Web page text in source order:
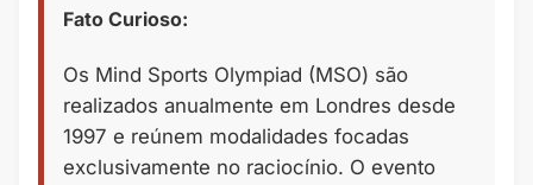
Fato Curioso:
Os Mind Sports Olympiad (MSO) são
realizados anualmente em Londres desde
1997 e reúnem modalidades focadas
exclusivamente no raciocínio. O evento